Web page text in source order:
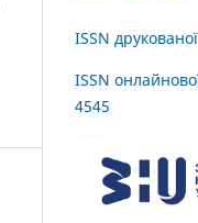
ISSN
ISSN
4545